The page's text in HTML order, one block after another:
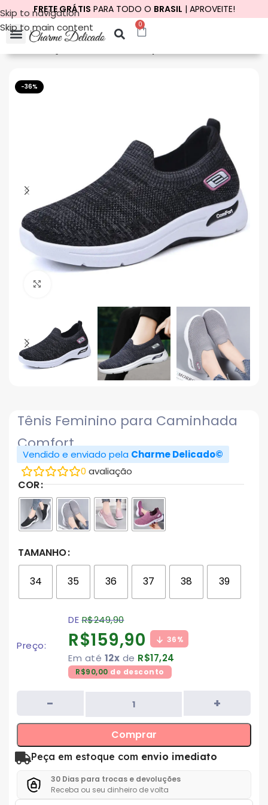
Skip to navigation
Skip to main content
FRETE GRÁTIS PARA TODO O BRASIL | APROVEITE!
0
-36%
Tênis Feminino para Caminhada
Comfort
Vendido e enviado pela Charme Delicado©
0 avaliação
COR
TAMANHO
34 35 36 37 38 39
Preço:
DER$249,90
R$159,90 36%
Em até 12x de R$17,24
R$90,00 de desconto
Comprar
Peça em estoque com envio imediato
30 Dias para trocas e devoluções
Receba ou seu dinheiro de volta